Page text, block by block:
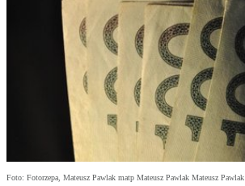
Foto: Fotorzepa, Mateusz Pawlak matp Mateusz Pawlak Mateusz Pawlak